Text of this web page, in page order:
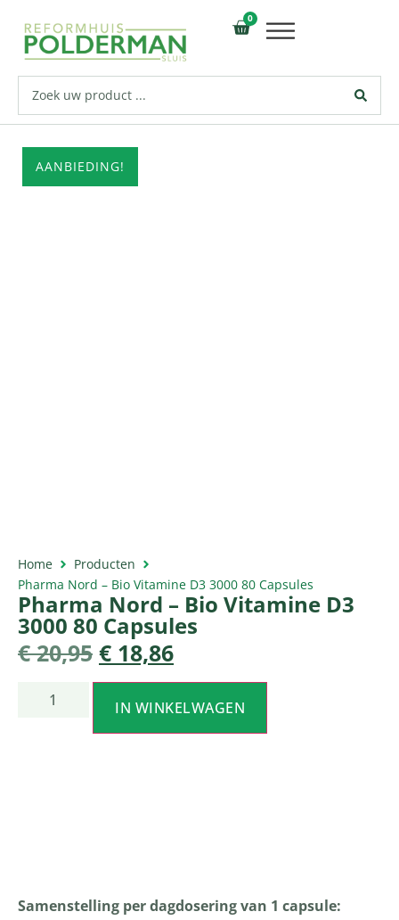
0
AANBIEDING!
Home
Producten
Pharma Nord – Bio Vitamine D3 3000 80 Capsules
Pharma Nord – Bio Vitamine D3
3000 80 Capsules
€20,95 € 18,86
IN WINKELWAGEN
Samenstelling per dagdosering van 1 capsule: